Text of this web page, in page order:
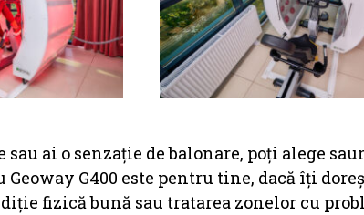
ai o senzație de balonare, poți alege
G400 este pentru tine, dacă îți
fizică bună sau tratarea zonelor cu